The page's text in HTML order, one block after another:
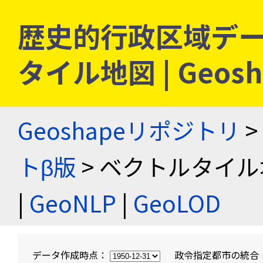
歴史的行政区域デ
タイル地図 |
Geoshapeリポジトリ >
トβ版 > ベクトルタイ
| GeoNLP | GeoLOD
データ作成時点： 政令指定都市の統